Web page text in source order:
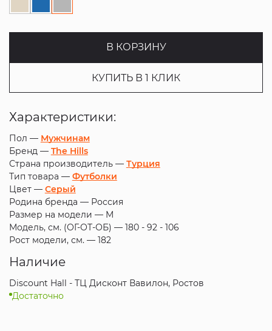
В КОРЗИНУ
КУПИТЬ В 1 КЛИК
Характеристики:
Пол — Мужчинам
Бренд — The Hills
Страна производитель — Турция
Тип товара — Футболки
Цвет — Серый
Родина бренда — Россия
Размер на модели — M
Модель, см. (ОГ-ОТ-ОБ) — 180 - 92 - 106
Рост модели, см. — 182
Наличие
Discount Hall - ТЦ Дисконт Вавилон, Ростов
Достаточно